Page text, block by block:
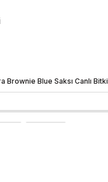
Brownie Blue Saksı Canlı Bitki